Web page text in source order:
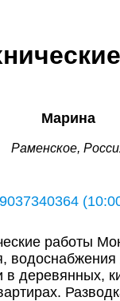
Марина
Раменское,
работы
в деревянных,